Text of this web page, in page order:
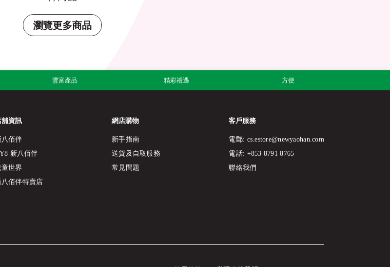
瀏覽更多商品
豐富產品 精彩禮遇 方便
舖資訊
八佰伴
新八佰伴
童世界
八佰伴特賣店
網店購物
新手指南
送貨及自取服務
常見問題
客戶服務
電郵: cs.estore@newyaohan.com
電話: +853 8791 8765
聯絡我們